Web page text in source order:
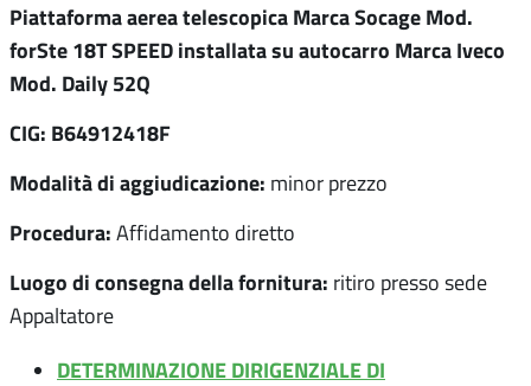
Piattaforma aerea telescopica Marca Socage Mod.
forSte 18T SPEED installata su autocarro Marca Iveco
Mod. Daily 52Q
CIG: B64912418F
Modalità di aggiudicazione: minor prezzo
Procedura: Affidamento diretto
Luogo di consegna della fornitura: ritiro presso sede
Appaltatore
DETERMINAZIONE DIRIGENZIALE DI